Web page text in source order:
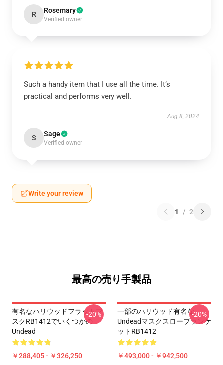
R Rosemary
Verified owner
Such a handy item that I use all the time. It’s
practical and performs very well.
Aug 8, 2024
S Sage
Verified owner
Write your review
1 / 2
最高の売り手製品
有名なハリウッドフラットマ
スクRB1412でいくつかの
Undead
￥288,405 - ￥326,250
-20%
一部のハリウッド有名な
Undeadマスクスローブランケ
ットRB1412
￥493,000 - ￥942,500
-20%